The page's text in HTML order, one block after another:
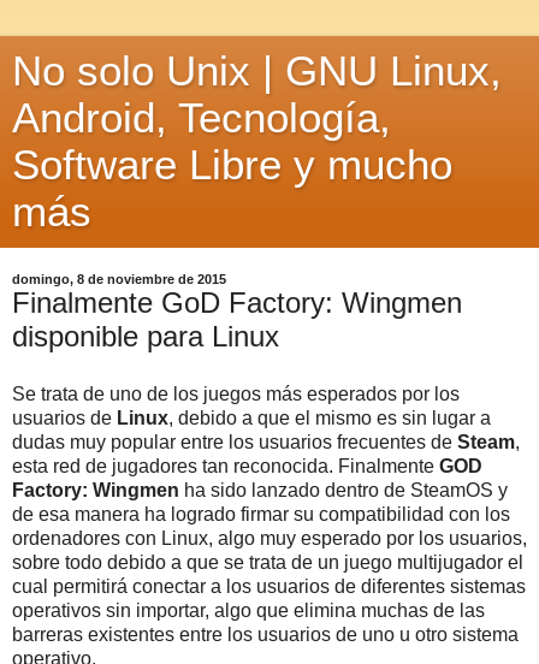
No solo Unix | GNU Linux,
Android, Tecnología,
Software Libre y mucho
más
domingo, 8 de noviembre de 2015
Finalmente GoD Factory: Wingmen
disponible para Linux
Se trata de uno de los juegos más esperados por los
usuarios de Linux, debido a que el mismo es sin lugar a
dudas muy popular entre los usuarios frecuentes de Steam,
esta red de jugadores tan reconocida. Finalmente GOD
Factory: Wingmen ha sido lanzado dentro de SteamOS y
de esa manera ha logrado firmar su compatibilidad con los
ordenadores con Linux, algo muy esperado por los usuarios,
sobre todo debido a que se trata de un juego multijugador el
cual permitirá conectar a los usuarios de diferentes sistemas
operativos sin importar, algo que elimina muchas de las
barreras existentes entre los usuarios de uno u otro sistema
operativo.